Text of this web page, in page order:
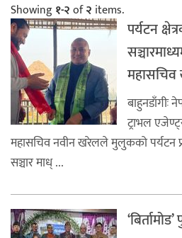
Showing१-२of२ items.
पर्यटन
ट्राभल
महासचिव नवीन खरेलले मुलुकको पर्यटन
सञ्चार माध् ...